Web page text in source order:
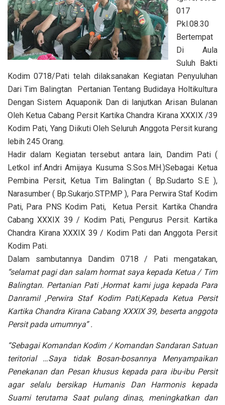
017
Pkl.08.30
Bertempat
Di Aula
Suluh Bakti
Kodim 0718/Pati telah dilaksanakan Kegiatan Penyuluhan
Dari Tim Balingtan Pertanian Tentang Budidaya Holtikultura
Dengan Sistem Aquaponik Dan di lanjutkan Arisan Bulanan
Oleh Ketua Cabang Persit Kartika Chandra Kirana XXXIX /39
Kodim Pati, Yang Diikuti Oleh Seluruh Anggota Persit kurang
lebih 245 Orang.
Hadir dalam Kegiatan tersebut antara lain, Dandim Pati (
Letkol inf.Andri Amijaya Kusuma S.Sos.MH.)Sebagai Ketua
Pembina Persit, Ketua Tim Balingtan ( Bp.Sudarto S.E ),
Narasumber ( Bp.Sukarjo.STP.MP ), Para Perwira Staf Kodim
Pati, Para PNS Kodim Pati, Ketua Persit. Kartika Chandra
Cabang XXXIX 39 / Kodim Pati, Pengurus Persit. Kartika
Chandra Kirana XXXIX 39 / Kodim Pati dan Anggota Persit
Kodim Pati.
Dalam sambutannya Dandim 0718 / Pati mengatakan,
“selamat pagi dan salam hormat saya kepada Ketua / Tim
Balingtan. Pertanian Pati ,Hormat kami juga kepada Para
Danramil ,Perwira Staf Kodim Pati,Kepada Ketua Persit
Kartika Chandra Kirana Cabang XXXIX 39, beserta anggota
Persit pada umumnya” .
“Sebagai Komandan Kodim / Komandan Sandaran Satuan
teritorial …Saya tidak Bosan-bosannya Menyampaikan
Penekanan dan Pesan khusus kepada para ibu-ibu Persit
agar selalu bersikap Humanis Dan Harmonis kepada
Suami terutama Saat pulang dinas, meningkatkan dan